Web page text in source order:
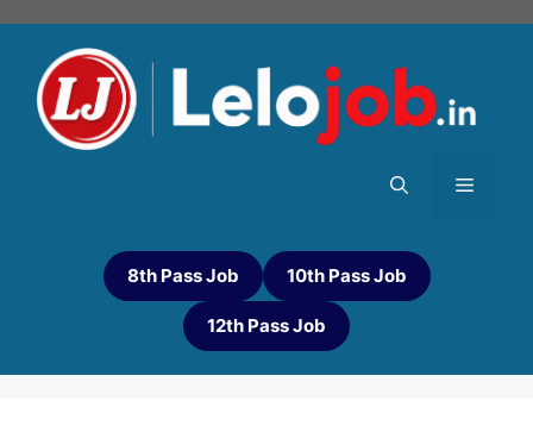
8th Pass Job 10th Pass Job
12th Pass Job